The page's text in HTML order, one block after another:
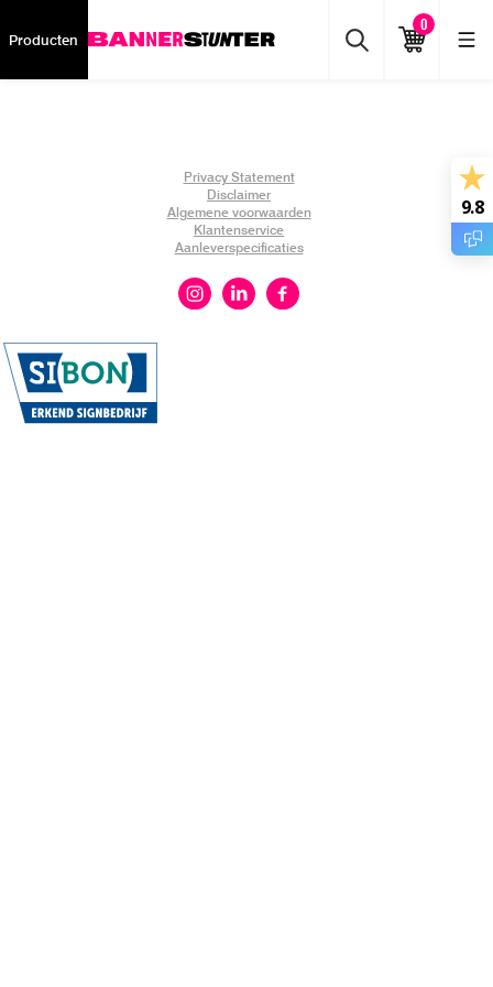
Producten
0
Privacy Statement
Disclaimer
Algemene voorwaarden
Klantenservice
Aanleverspecificaties
9.8